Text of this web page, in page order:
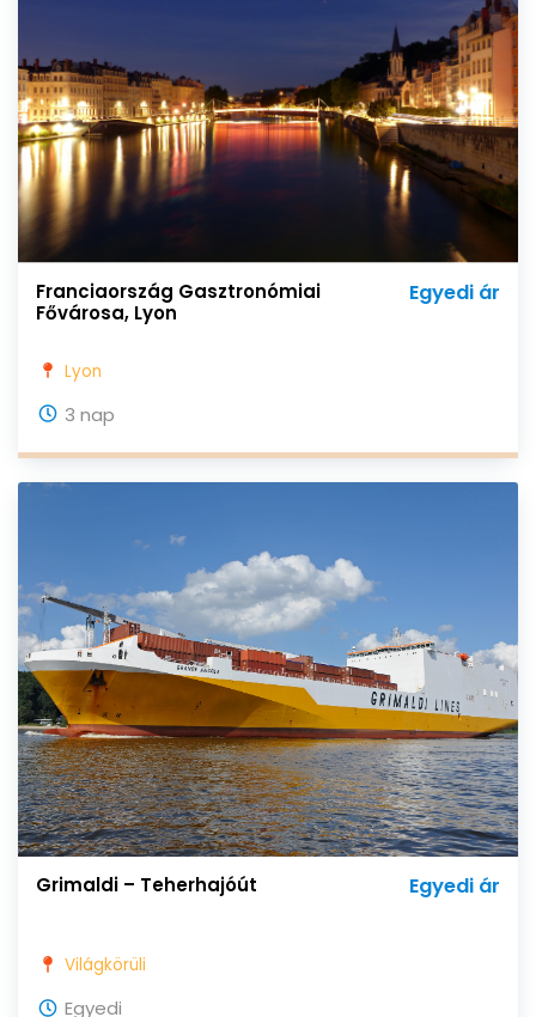
Franciaország Gasztronómiai
Fővárosa, Lyon
Egyedi ár
Lyon
3 nap
Grimaldi – Teherhajóút Egyedi ár
Világkörüli
Egyedi